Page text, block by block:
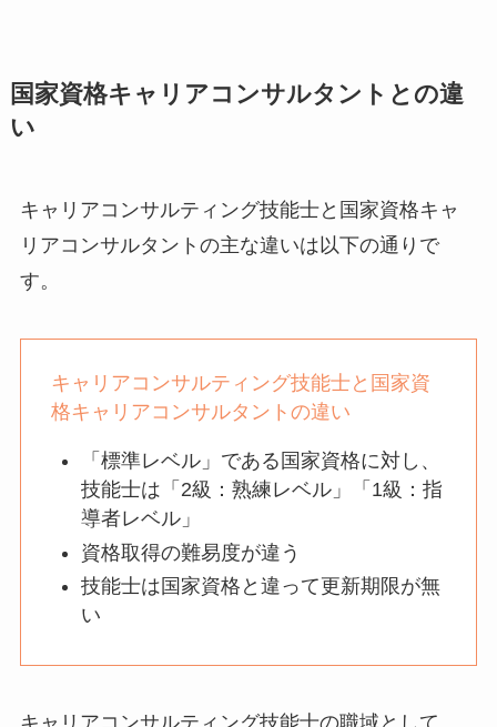
国家資格キャリアコンサルタントとの違
い
キャリアコンサルティング技能士と国家資格キャ
リアコンサルタントの主な違いは以下の通りで
す。
キャリアコンサルティング技能士と国家資
格キャリアコンサルタントの違い
「標準レベル」である国家資格に対し、
技能士は「2級：熟練レベル」「1級：指
導者レベル」
資格取得の難易度が違う
技能士は国家資格と違って更新期限が無
い